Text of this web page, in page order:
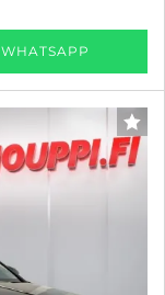
WHATSAPP